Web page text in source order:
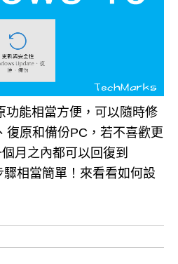
功能相當方便，可以隨時修
復原和備份PC，若不喜歡更
月之內都可以回復到
相當簡單！來看看如何設